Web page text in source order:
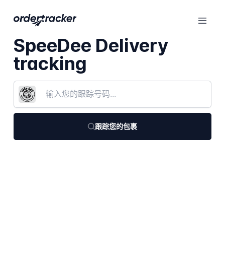
SpeeDee Delivery
tracking
跟踪您的包裹